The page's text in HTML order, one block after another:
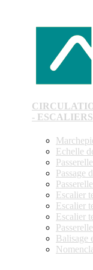
- ESCALIERS
Echelle
Passage
Escalier
Escalier
Escalier
Balisage